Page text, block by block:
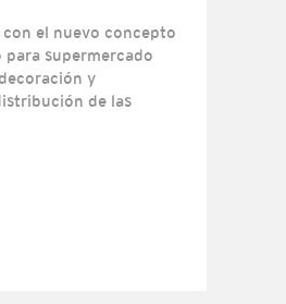
el nuevo concepto
supermercado
y
de las